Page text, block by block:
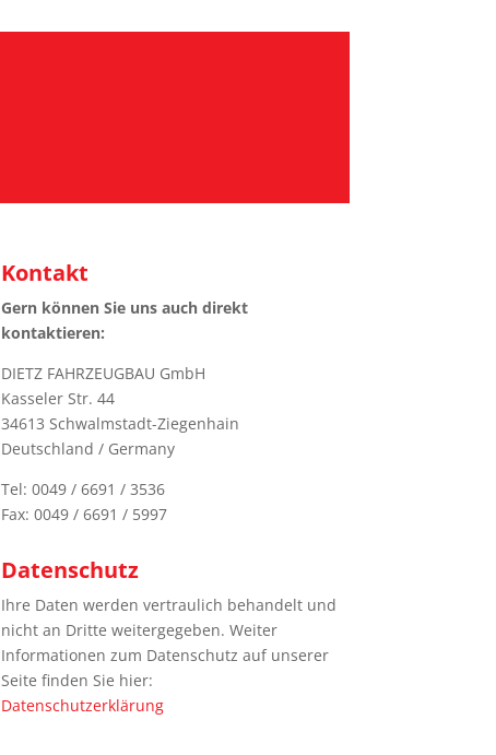
Kontakt
Gern können Sie uns auch direkt
kontaktieren:
DIETZ FAHRZEUGBAU GmbH
Kasseler Str. 44
34613 Schwalmstadt-Ziegenhain
Deutschland / Germany
Tel: 0049 / 6691 / 3536
Fax: 0049 / 6691 / 5997
Datenschutz
Ihre Daten werden vertraulich behandelt und
nicht an Dritte weitergegeben. Weiter
Informationen zum Datenschutz auf unserer
Seite finden Sie hier:
Datenschutzerklärung